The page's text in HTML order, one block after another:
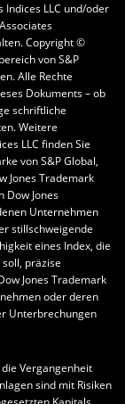
Indices LLC und/oder
Copyright ©
von S&P
Alle Rechte
Dokuments – ob
schriftliche
Weitere
LLC finden Sie
von S&P Global,
Jones Trademark
Dow Jones
Unternehmen
stillschweigende
eines Index, die
präzise
Jones Trademark
oder deren
Unterbrechungen
Vergangenheit
sind mit Risiken